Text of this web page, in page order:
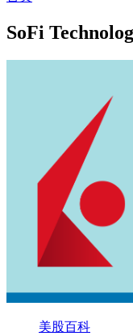
SoFi
美股百科